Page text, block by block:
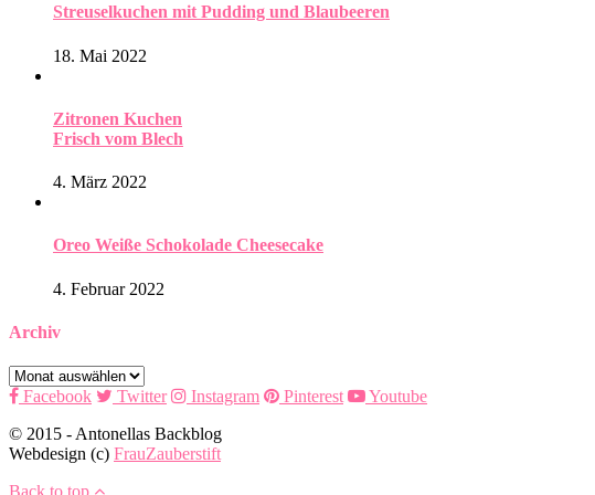
Streuselkuchen mit Pudding und Blaubeeren
18. Mai 2022
Zitronen Kuchen
Frisch vom Blech
4. März 2022
Oreo Weiße Schokolade Cheesecake
4. Februar 2022
Archiv
Archiv
Facebook
Twitter Instagram Pinterest
Youtube
© 2015 - Antonellas Backblog
Webdesign (c) FrauZauberstift